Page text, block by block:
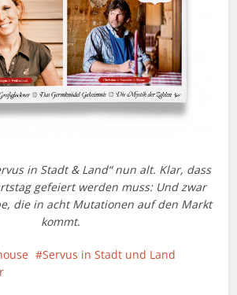
in Stadt & Land“ nun alt. Klar, dass
gefeiert werden muss: Und zwar
die in acht Mutationen auf den Markt
kommt.
Servus in Stadt und Land